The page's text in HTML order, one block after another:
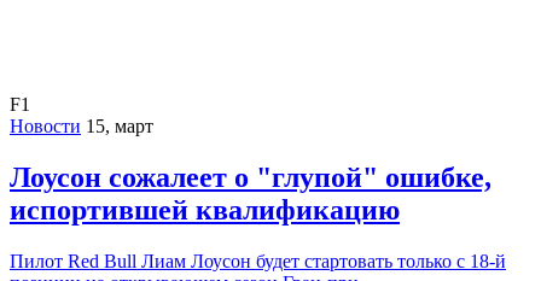
F1
Новости 15, март
Лоусон сожалеет о "глупой" ошибке,
испортившей квалификацию
Пилот Red Bull Лиам Лоусон будет стартовать только с 18-й